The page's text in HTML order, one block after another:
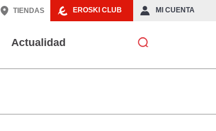
EROSKI CLUB MI CUENTA
TIENDAS
Actualidad